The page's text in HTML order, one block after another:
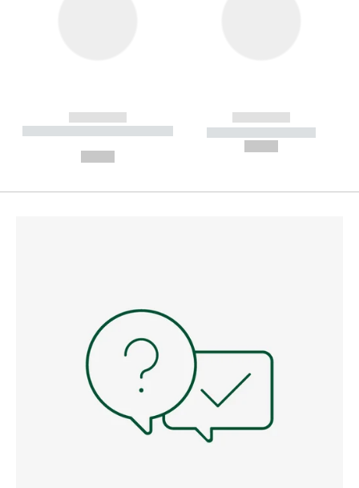
------------
----------- ----------- --------
------------
----------- -----------